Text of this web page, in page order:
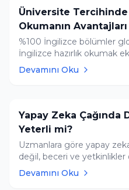
Üniversite Tercihinde
Okumanın
%100 İngilizce bölümler
İngilizce hazırlık okumak
gerektirir. Sizin için en
Devamını Oku
Yapay Zeka Çağında
Yeterli mi?
Uzmanlara göre yapay
değil, beceri ve yetkinlikler
belirleyici hale geliyor.
Devamını Oku